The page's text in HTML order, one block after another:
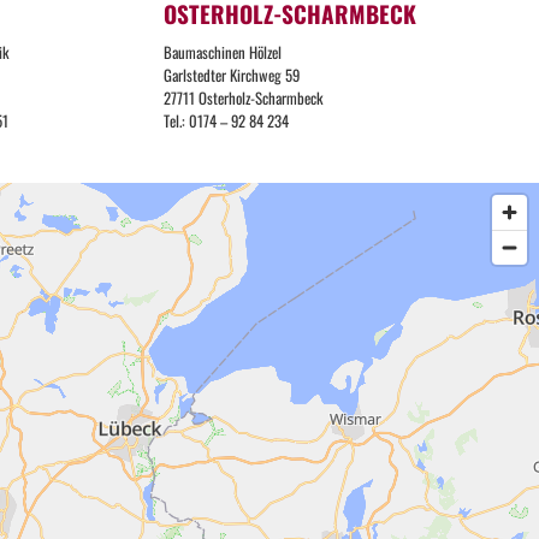
OSTERHOLZ-SCHARMBECK
Baumaschinen Hölzel
Garlstedter Kirchweg 59
27711 Osterholz-Scharmbeck
Tel.: 0174 – 92 84 234